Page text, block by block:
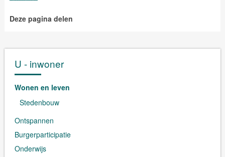
Deze pagina delen
U - inwoner
Wonen en leven
Stedenbouw
Ontspannen
Burgerparticipatie
Onderwijs